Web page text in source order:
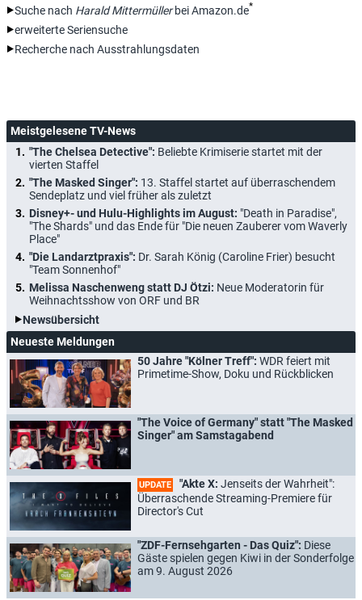
Suche nach Harald Mittermüllerbei Amazon.de*
erweiterte Seriensuche
Recherche nach Ausstrahlungsdaten
Meistgelesene TV-News
"The Chelsea Detective": Beliebte Krimiserie startet mit der
vierten Staffel
"The Masked Singer": 13. Staffel startet auf überraschendem
Sendeplatz und viel früher als zuletzt
Disney+- und Hulu-Highlights im August: "Death in Paradise",
"The Shards" und das Ende für "Die neuen Zauberer vom Waverly
Place"
"Die Landarztpraxis": Dr. Sarah König (Caroline Frier) besucht
"Team Sonnenhof"
Melissa Naschenweng statt DJ Ötzi: Neue Moderatorin für
Weihnachtsshow von ORF und BR
Newsübersicht
Neueste Meldungen
50 Jahre "Kölner Treff": WDR feiert mit
Primetime-Show, Doku und Rückblicken
"The Voice of Germany" statt "The Masked
Singer" am Samstagabend
UPDATE "Akte X: Jenseits der Wahrheit":
Überraschende Streaming-Premiere für
Director's Cut
"ZDF-Fernsehgarten - Das Quiz": Diese
Gäste spielen gegen Kiwi in der Sonderfolge
am 9. August 2026